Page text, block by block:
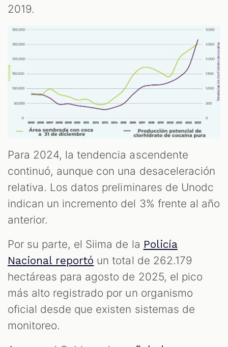
2019.
Para 2024, la tendencia ascendente
continuó, aunque con una desaceleración
relativa. Los datos preliminares de Unodc
indican un incremento del 3% frente al año
anterior.
Por su parte, el Siima de la Policía
Nacional reportó un total de 262.179
hectáreas para agosto de 2025, el pico
más alto registrado por un organismo
oficial desde que existen sistemas de
monitoreo.